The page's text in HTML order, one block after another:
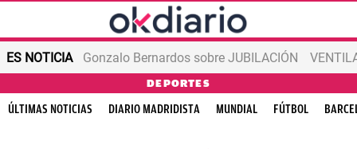
ES NOTICIA Gonzalo Bernardos sobre JUBILACIÓN
DEPORTES
ÚLTIMAS NOTICIAS DIARIO MADRIDISTA MUNDIAL FÚTBOL